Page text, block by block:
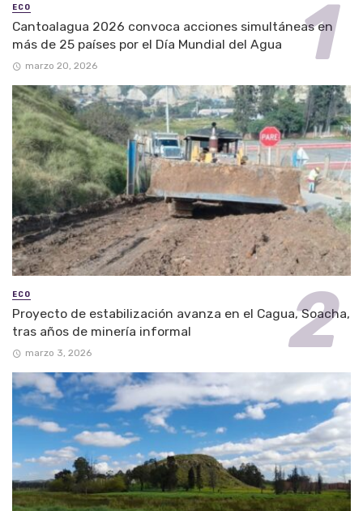
ECO
Cantoalagua 2026 convoca acciones simultáneas en
más de 25 países por el Día Mundial del Agua
marzo 20, 2026
ECO
Proyecto de estabilización avanza en el Cagua, Soacha,
tras años de minería informal
marzo 3, 2026